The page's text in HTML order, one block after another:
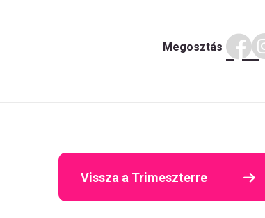
Megosztás
Vissza a Trimeszterre